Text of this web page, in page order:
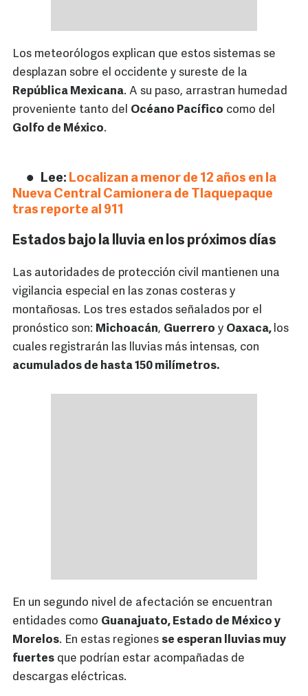
Los meteorólogos explican que estos sistemas se
desplazan sobre el occidente y sureste de la
República Mexicana. A su paso, arrastran humedad
proveniente tanto del Océano Pacífico como del
Golfo de México.
Lee: Localizan a menor de 12 años en la
Nueva Central Camionera de Tlaquepaque
tras reporte al 911
Estados bajo la lluvia en los próximos días
Las autoridades de protección civil mantienen una
vigilancia especial en las zonas costeras y
montañosas. Los tres estados señalados por el
pronóstico son: Michoacán, Guerrero y Oaxaca, los
cuales registrarán las lluvias más intensas, con
acumulados de hasta 150 milímetros.
En un segundo nivel de afectación se encuentran
entidades como Guanajuato, Estado de México y
Morelos. En estas regiones se esperan lluvias muy
fuertes que podrían estar acompañadas de
descargas eléctricas.